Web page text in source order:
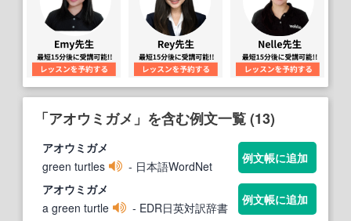
「アオウミガメ」を含む例文一覧 (13)
アオウミガメ
green turtles
- 日本語WordNet
例文帳に追加
アオウミガメ
a green turtle
- EDR日英対訳辞書
例文帳に追加